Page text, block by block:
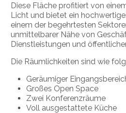
Diese Fläche profitiert von
Licht und bietet ein
einem der begehrtesten
unmittelbarer Nähe von
Dienstleistungen und
Die Räumlichkeiten sind wie
Geräumiger
Großes Open Space
Zwei Konferenzräume
Voll ausgestattete Küche